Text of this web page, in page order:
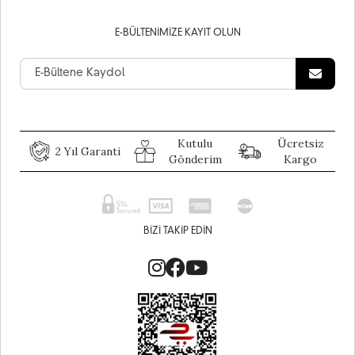
E-BÜLTENIMIZE KAYIT OLUN
2 Yıl Garanti
Kutulu
Gönderim
Ücretsiz
Kargo
BIZI TAKIP EDIN